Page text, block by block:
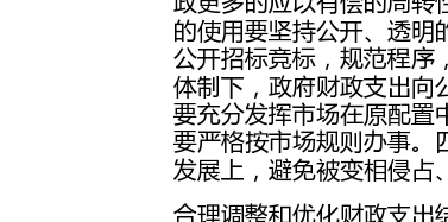
发展上，避免被变相侵占、挪用或截留。